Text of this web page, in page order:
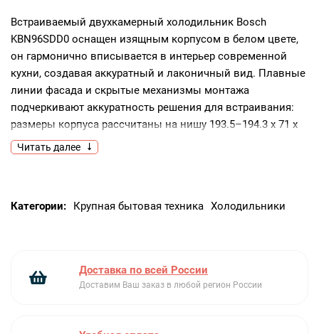
Встраиваемый двухкамерный холодильник Bosch
KBN96SDD0 оснащен изящным корпусом в белом цвете,
он гармонично вписывается в интерьер современной
кухни, создавая аккуратный и лаконичный вид. Плавные
линии фасада и скрытые механизмы монтажа
подчеркивают аккуратность решения для встраивания:
размеры корпуса рассчитаны на нишу 193.5–194.3 х 71 х
56 см, что обеспечивает плотную интеграцию с мебелью
и ровную поверхность дверей. Высокая ширина рабочей
компактность при достаточной вместимости. Внимание
дверной упор расположен справа, а при необходимости
холодильная камера предлагает 284 литра, а
Читать далее
Категории: Крупная бытовая техника Холодильники
Доставка по всей России
Доставим Ваш заказ в любой регион России